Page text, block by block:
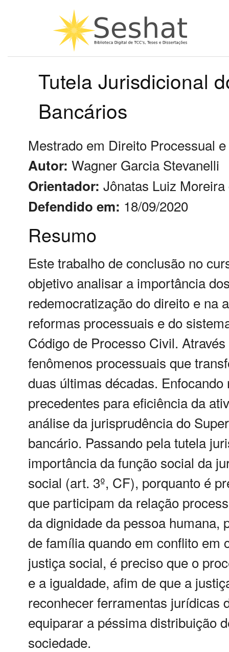
Tutela Jurisdicional
Bancários
Mestrado em Direito Processual
Autor: Wagner Garcia Stevanelli
Orientador: Jônatas Luiz Moreira
Defendido em: 18/09/2020
Resumo
Este trabalho de conclusão no
objetivo analisar a importância
redemocratização do direito e na
reformas processuais e do
Código de Processo Civil.
fenômenos processuais que
duas últimas décadas.
precedentes para eficiência da
análise da jurisprudência do
bancário. Passando pela tutela
importância da função social da
social (art. 3º, CF), porquanto é
que participam da relação
da dignidade da pessoa humana,
de família quando em conflito em
justiça social, é preciso que o
e a igualdade, afim de que a
reconhecer ferramentas jurídicas
equiparar a péssima distribuição
sociedade.